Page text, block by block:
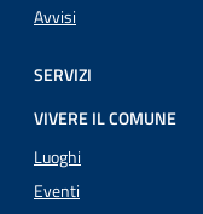
Avvisi
SERVIZI
VIVERE IL COMUNE
Luoghi
Eventi